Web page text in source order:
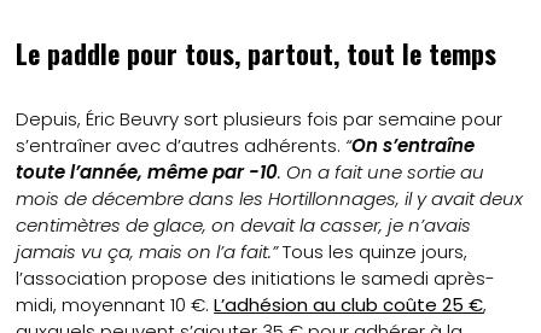
Le paddle pour tous, partout, tout le temps
Depuis, Éric Beuvry sort plusieurs fois par semaine pour
s’entraîner avec d’autres adhérents. “On s’entraîne
toute l’année, même par -10. On a fait une sortie au
mois de décembre dans les Hortillonnages, il y avait deux
centimètres de glace, on devait la casser, je n’avais
jamais vu ça, mais on l’a fait.”Tous les quinze jours,
l’association propose des initiations le samedi après-
midi, moyennant 10 €.L’adhésion au club coûte 25 €,